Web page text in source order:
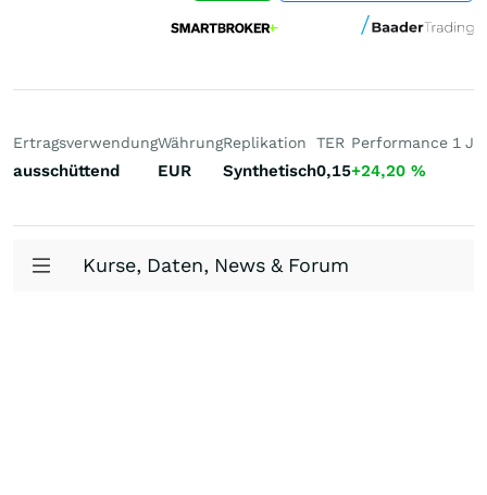
Ertragsverwendung
ausschüttend
Währung
EUR
Replikation
Synthetisch
TER
0,15
Performance 1 J
+24,20 %
Kurse, Daten, News & Forum